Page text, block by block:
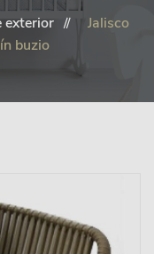
exterior
Jalisco
buzio